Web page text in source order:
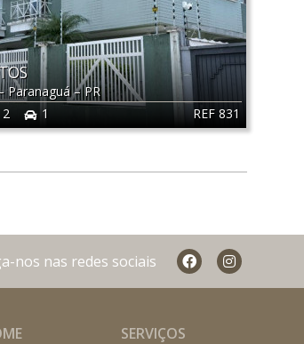
REF 831
Paranaguá–PR
2 1
nos nas redes sociais
SERVIÇOS